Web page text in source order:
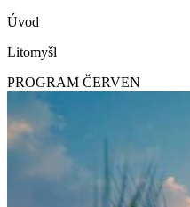
Úvod
Litomyšl
PROGRAM ČERVEN